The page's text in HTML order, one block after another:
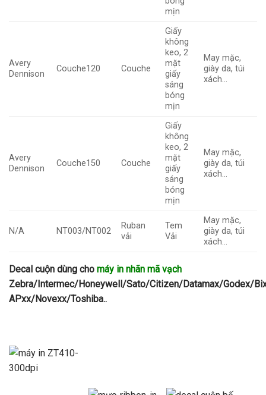
mịn
Avery
Dennison
Couche120 Couche
Giấy
không
keo, 2
mặt
giấy
sáng
bóng
mịn
May mặc,
giày da, túi
xách…
Avery
Dennison
Couche150 Couche
Giấy
không
keo, 2
mặt
giấy
sáng
bóng
mịn
May mặc,
giày da, túi
xách…
N/A NT003/NT002
Ruban
vải
Tem
Vải
May mặc,
giày da, túi
xách…
Decal cuộn dùng cho máy in nhãn mã vạch
Zebra/Intermec/Honeywell/Sato/Citizen/Datamax/Godex/
APxx/Novexx/Toshiba..